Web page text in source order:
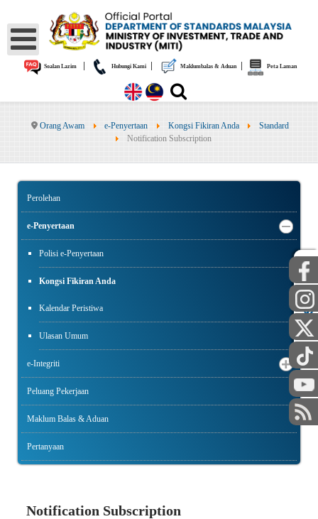
Soalan Lazim| Hubungi Kami| Maklumbalas & Aduan| Peta Laman
Orang Awam e-Penyertaan Kongsi Fikiran Anda
Standard
Notification Subscription
Perolehan
e-Penyertaan
Polisi e-Penyertaan
Kongsi Fikiran Anda
Kalendar Peristiwa
Ulasan Umum
e-Integriti
Peluang Pekerjaan
Maklum Balas & Aduan
Pertanyaan
Notification Subscription
AWAM
STAF